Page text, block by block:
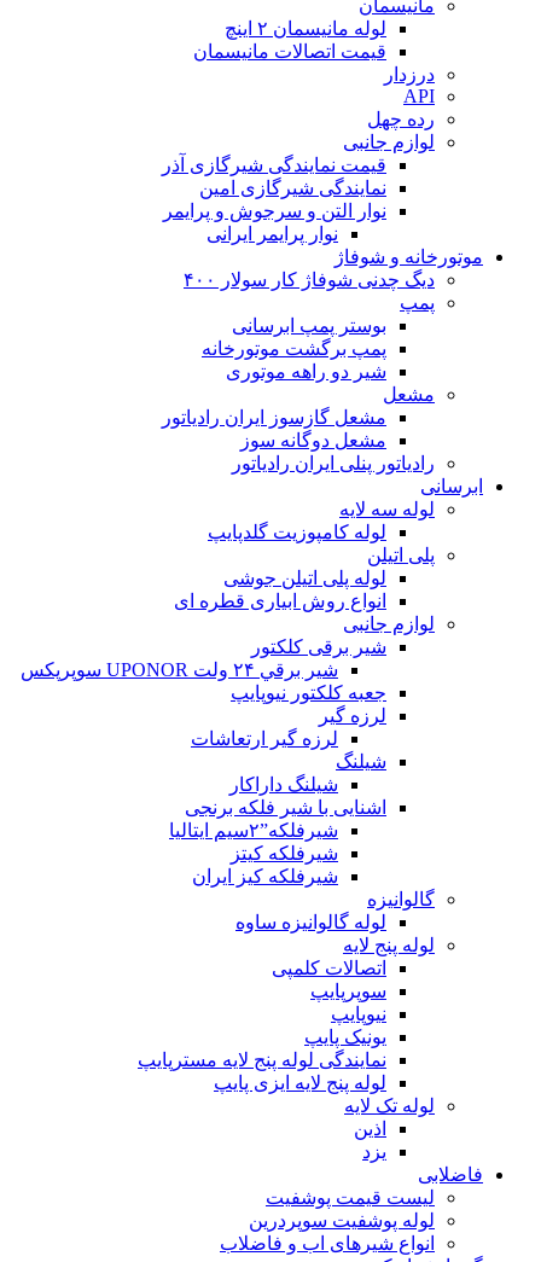
مانیسمان
لوله مانیسمان ۲ اینچ
قیمت اتصالات مانیسمان
درزدار
API
رده چهل
لوازم جانبی
قیمت نمایندگی شیرگازی آذر
نمایندگی شیرگازی امین
نوار التن و سرجوش و پرایمر
نوار پرایمر ایرانی
موتورخانه و شوفاژ
دیگ چدنی شوفاژ کار سولار ۴۰۰
پمپ
بوستر پمپ ابرسانی
پمپ برگشت موتورخانه
شیر دو راهه موتوری
مشعل
مشعل گازسوز ایران رادیاتور
مشعل دوگانه سوز
رادیاتور پنلی ایران رادیاتور
ابرسانی
لوله سه لایه
لوله کامپوزیت گلدپایپ
پلی اتیلن
لوله پلی اتیلن جوشی
انواع روش ابیاری قطره ای
لوازم جانبی
شیر برقی کلکتور
شير برقي ۲۴ ولت UPONOR سوپرپکس
جعبه کلکتور نیوپایپ
لرزه گیر
لرزه گیر ارتعاشات
شیلنگ
شیلنگ داراکار
اشنایی با شیر فلکه برنجی
شیرفلکه”۲سیم ایتالیا
شیرفلکه کیتز
شیرفلکه کیز ایران
گالوانیزه
لوله گالوانیزه ساوه
لوله پنج لایه
اتصالات کلمپی
سوپرپایپ
نیوپایپ
یونیک پایپ
نمایندگی لوله پنج لایه مسترپایپ
لوله پنج لایه ایزی پایپ
لوله تک لایه
اذین
یزد
فاضلابی
لیست قیمت پوشفیت
لوله پوشفیت سوپردرین
انواع شیرهای اب و فاضلاب